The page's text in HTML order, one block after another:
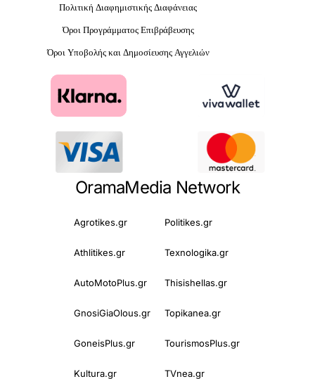
Πολιτική Διαφημιστικής Διαφάνειας
Όροι Προγράμματος Επιβράβευσης
Όροι Υποβολής και Δημοσίευσης Αγγελιών
OramaMedia Network
Agrotikes.gr Politikes.gr
Athlitikes.gr Texnologika.gr
AutoMotoPlus.gr Thisishellas.gr
GnosiGiaOlous.gr Topikanea.gr
GoneisPlus.gr TourismosPlus.gr
Kultura.gr TVnea.gr